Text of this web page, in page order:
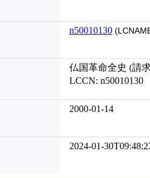
n50010130
仏国革命全史 (請
LCCN: n50010130
2000-01-14
2024-01-